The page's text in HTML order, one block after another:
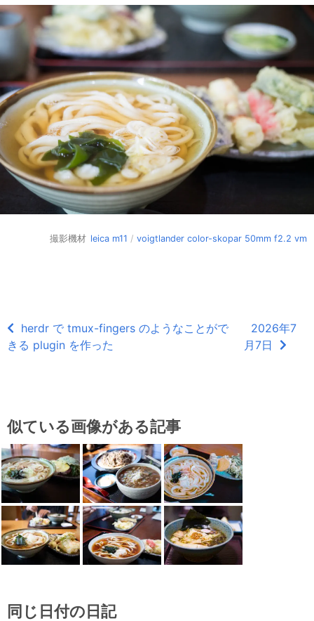
撮影機材 leica m11 / voigtlander color-skopar 50mm f2.2 vm
herdr で tmux-fingers のようなことがで
きる plugin を作った
2026年7
月7日
似ている画像がある記事
同じ日付の日記